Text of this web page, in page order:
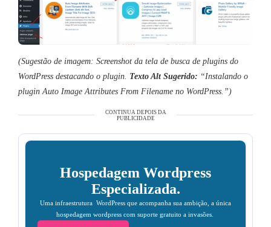
(Sugestão de imagem: Screenshot da tela de busca de plugins do
WordPress destacando o plugin. Texto Alt Sugerido: “Instalando o
plugin Auto Image Attributes From Filename no WordPress.”)
CONTINUA DEPOIS DA
PUBLICIDADE
Hospedagem Wordpress
Especializada.
Uma infraestrutura WordPress que acompanha sua ambição, a única
hospedagem wordpress com suporte gratuito a invasões.